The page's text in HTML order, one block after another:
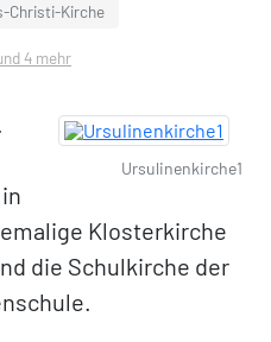
Christi-Kirche
4 mehr
Ursulinenkirche1
Klosterkirche
die Schulkirche der